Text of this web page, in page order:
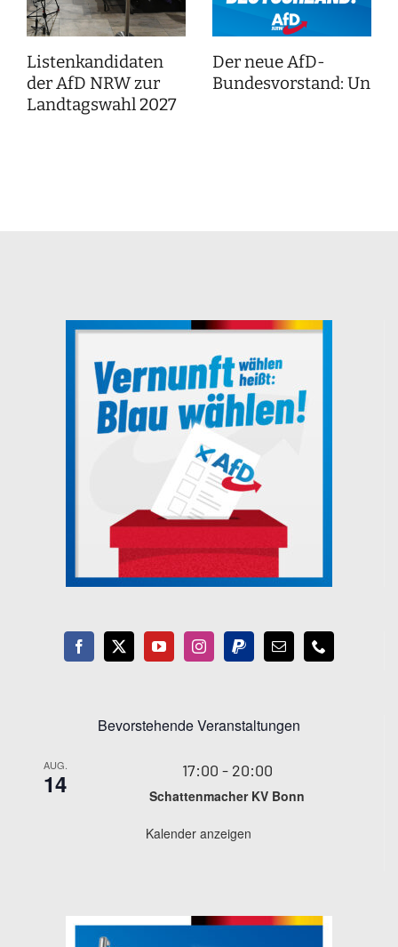
Listenkandidaten
der AfD NRW zur
Landtagswahl 2027
Der neue AfD-
Bundesvorstand:
Bevorstehende Veranstaltungen
AUG.
14 17:00 - 20:00
Schattenmacher KV Bonn
Kalender anzeigen